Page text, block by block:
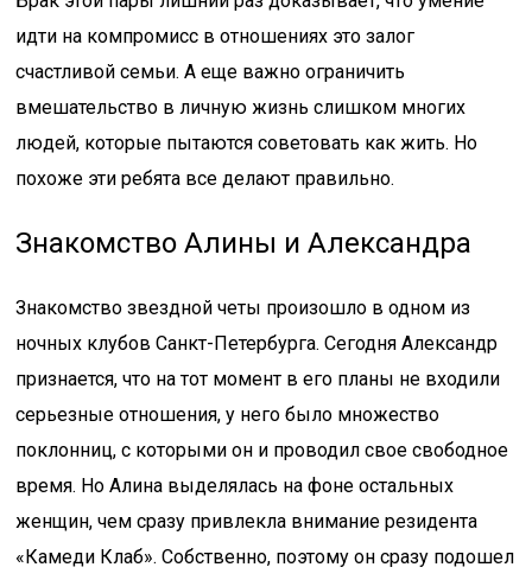
идти на компромисс в отношениях это залог
счастливой семьи. А еще важно ограничить
вмешательство в личную жизнь слишком многих
людей, которые пытаются советовать как жить. Но
похоже эти ребята все делают правильно.
Знакомство Алины и Александра
Знакомство звездной четы произошло в одном из
ночных клубов Санкт-Петербурга. Сегодня Александр
признается, что на тот момент в его планы не входили
серьезные отношения, у него было множество
поклонниц, с которыми он и проводил свое свободное
время. Но Алина выделялась на фоне остальных
женщин, чем сразу привлекла внимание резидента
«Камеди Клаб». Собственно, поэтому он сразу подошел